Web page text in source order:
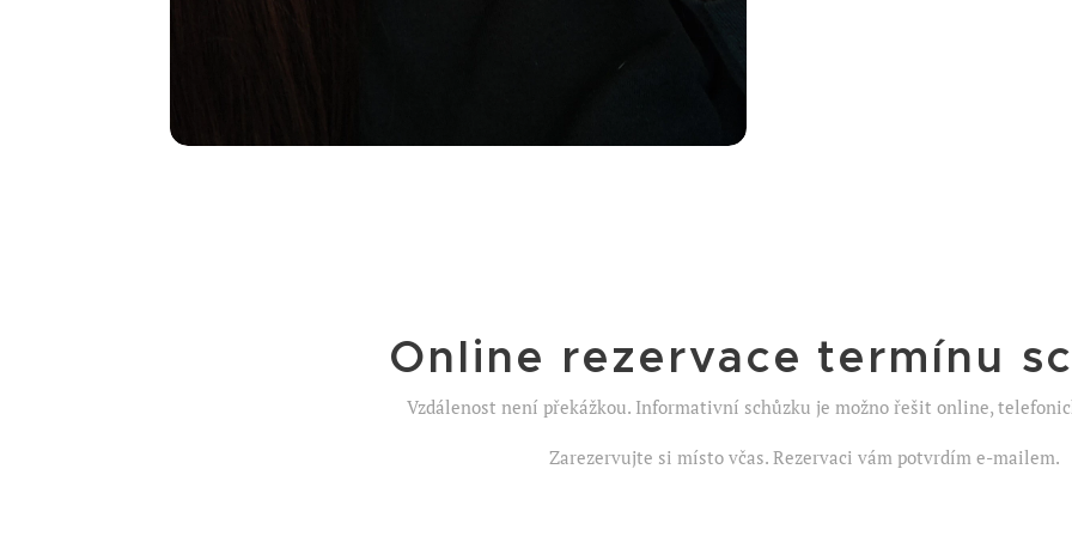
Online rezervace termínu
Vzdálenost není překážkou. Informativní schůzku je možno řešit online,
Zarezervujte si místo včas. Rezervaci vám potvrdím e-mailem.